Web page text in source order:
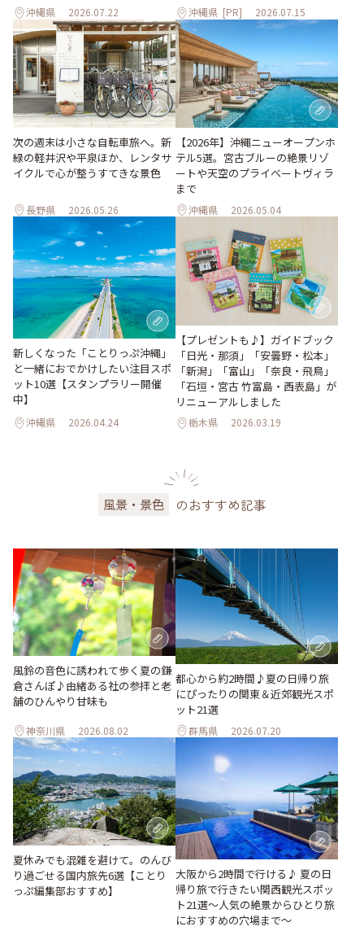
沖縄県 2026.07.22 沖縄県 [PR] 2026.07.15
次の週末は小さな自転車旅へ。新
緑の軽井沢や平泉ほか、レンタサ
イクルで心が整うすてきな景色
長野県 2026.05.26
【2026年】沖縄ニューオープンホ
テル5選。宮古ブルーの絶景リゾ
ートや天空のプライベートヴィラ
まで
沖縄県 2026.05.04
新しくなった「ことりっぷ沖縄」
と一緒におでかけしたい注目スポ
ット10選【スタンプラリー開催
中】
沖縄県 2026.04.24
【プレゼントも♪】ガイドブック
「日光・那須」「安曇野・松本」
「新潟」「富山」「奈良・飛鳥」
「石垣・宮古 竹富島・西表島」が
リニューアルしました
栃木県 2026.03.19
風景・景色 のおすすめ記事
風鈴の音色に誘われて歩く夏の鎌
倉さんぽ♪由緒ある社の参拝と老
舗のひんやり甘味も
神奈川県 2026.08.02
都心から約2時間♪夏の日帰り旅
にぴったりの関東＆近郊観光スポ
ット21選
群馬県 2026.07.20
夏休みでも混雑を避けて。のんび
り過ごせる国内旅先6選【ことり
っぷ編集部おすすめ】
大阪から2時間で行ける♪ 夏の日
帰り旅で行きたい関西観光スポッ
ト21選～人気の絶景からひとり旅
におすすめの穴場まで～